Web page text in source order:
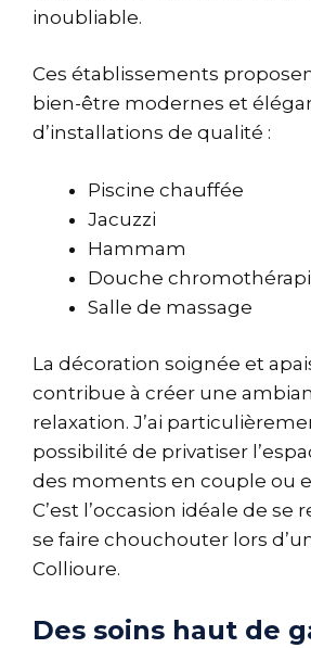
inoubliable.
Ces établissements
bien-être modernes et
d’installations de qualité :
Piscine chauffée
Jacuzzi
Hammam
Douche
Salle de massage
La décoration soignée et
contribue à créer une
relaxation. J’ai
possibilité de privatiser
des moments en couple ou
C’est l’occasion idéale de se
se faire chouchouter lors
Collioure.
Des soins haut de